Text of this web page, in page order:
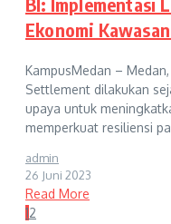
Ekonomi
KampusMedan –
Settlement dilakukan
upaya untuk
memperkuat resiliensi
admin
26 Juni 2023
Read More
12